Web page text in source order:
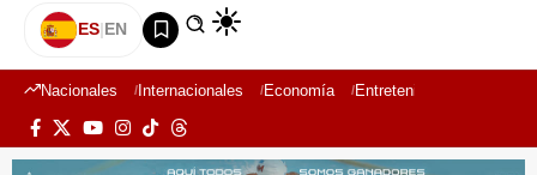
ES|EN
Nacionales Internacionales Economía Entretenimiento